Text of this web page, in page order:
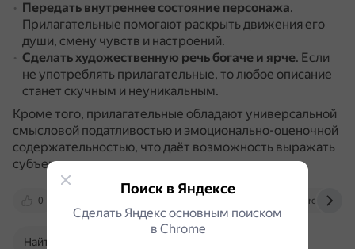
Передать внутреннее состояние персонажа.
Прилагательные помогают раскрыть движения его
души, смену чувств и настроений.
Сделать художественную речь богаче и ярче. Если
не употреблять прилагательные, то любое описание
станет скучным и неуникальным.
Кроме того, прилагательные обладают универсальной
смысловой податливостью и эмоционально-оценочной
содержательностью, что даёт возможность выражать
субъективно-оценочное отношение к героям.
0
Найти в Поиске
Поиск в Яндексе
Сделать Яндекс основным поиском
в Сhrome